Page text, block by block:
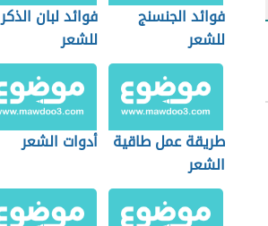
فوائد الجنسنج
للشعر
فوائد لبان الذكر
للشعر
طريقة عمل طاقية
الشعر
أدوات الشعر